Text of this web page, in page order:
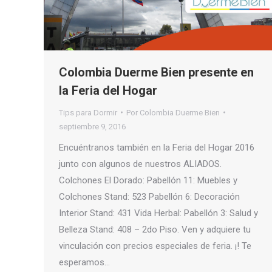
Colombia Duerme Bien presente en
la Feria del Hogar
Tips para Dormir Por Colombia Duerme Bien
septiembre 9, 2016
Encuéntranos también en la Feria del Hogar 2016
junto con algunos de nuestros ALIADOS.
Colchones El Dorado: Pabellón 11: Muebles y
Colchones Stand: 523 Pabellón 6: Decoración
Interior Stand: 431 Vida Herbal: Pabellón 3: Salud y
Belleza Stand: 408 – 2do Piso. Ven y adquiere tu
vinculación con precios especiales de feria. ¡! Te
esperamos…